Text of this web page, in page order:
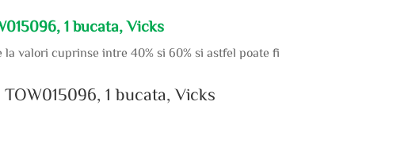
1 bucata, Vicks
valori cuprinse intre 40% si 60% si astfel poate fi
1 bucata, Vicks